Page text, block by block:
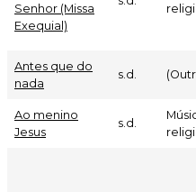
Senhor (Missa
Exequial)
Antes que do
nada
s.d.
Ao menino
Jesus
s.d.